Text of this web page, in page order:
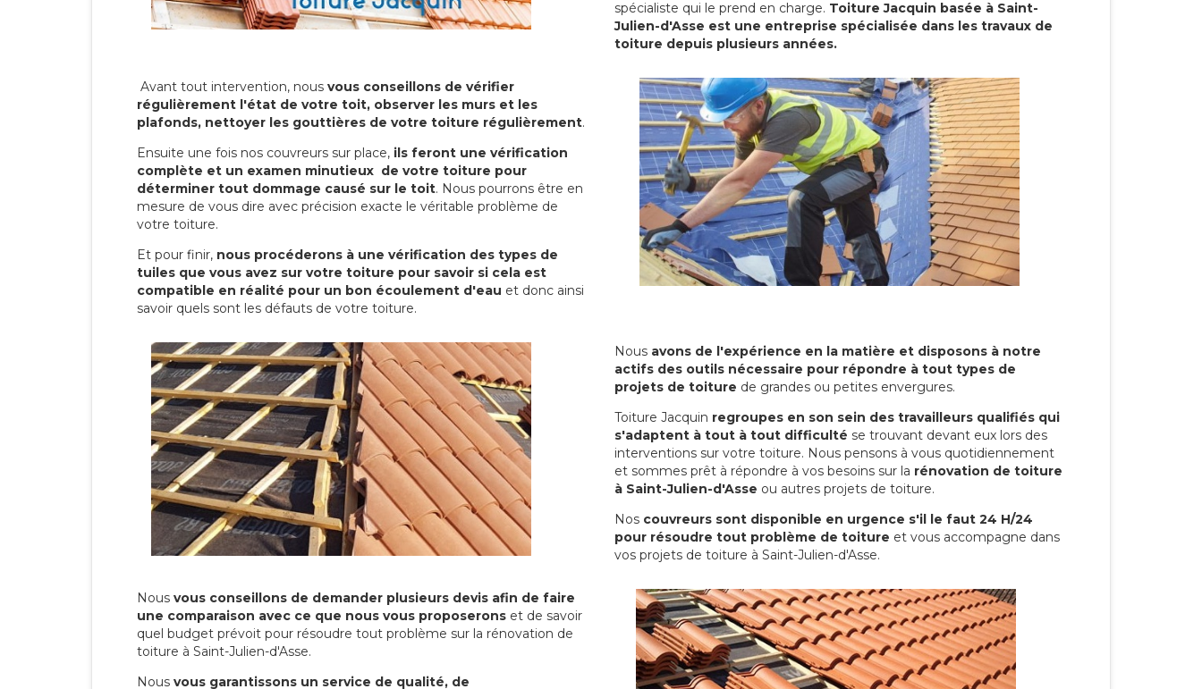
spécialiste qui le prend en charge. Toiture Jacquin basée à Saint-
Julien-d'Asse est une entreprise spécialisée dans les travaux de
toiture depuis plusieurs années.
Avant tout intervention, nous vous conseillons de vérifier
régulièrement l'état de votre toit, observer les murs et les
plafonds, nettoyer les gouttières de votre toiture régulièrement.
Ensuite une fois nos couvreurs sur place, ils feront une vérification
complète et un examen minutieux de votre toiture pour
déterminer tout dommage causé sur le toit. Nous pourrons être en
mesure de vous dire avec précision exacte le véritable problème de
votre toiture.
Et pour finir, nous procéderons à une vérification des types de
tuiles que vous avez sur votre toiture pour savoir si cela est
compatible en réalité pour un bon écoulement d'eau et donc ainsi
savoir quels sont les défauts de votre toiture.
Nous avons de l'expérience en la matière et disposons à notre
actifs des outils nécessaire pour répondre à tout types de
projets de toiture de grandes ou petites envergures.
Toiture Jacquin regroupes en son sein des travailleurs qualifiés qui
s'adaptent à tout à tout difficulté se trouvant devant eux lors des
interventions sur votre toiture. Nous pensons à vous quotidiennement
et sommes prêt à répondre à vos besoins sur la rénovation de toiture
à Saint-Julien-d'Asse ou autres projets de toiture.
Nos couvreurs sont disponible en urgence s'il le faut 24 H/24
pour résoudre tout problème de toiture et vous accompagne dans
vos projets de toiture à Saint-Julien-d'Asse.
Nous vous conseillons de demander plusieurs devis afin de faire
une comparaison avec ce que nous vous proposerons et de savoir
quel budget prévoit pour résoudre tout problème sur la rénovation de
toiture à Saint-Julien-d'Asse.
Nous vous garantissons un service de qualité, de